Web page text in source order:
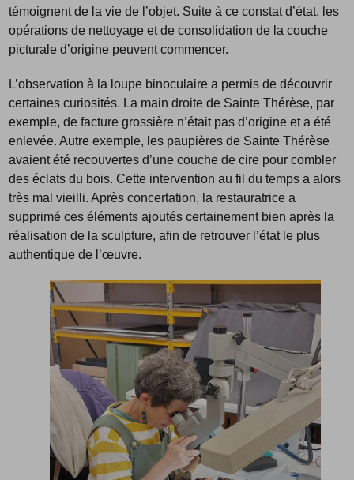
témoignent de la vie de l’objet. Suite à ce constat d’état, les
opérations de nettoyage et de consolidation de la couche
picturale d’origine peuvent commencer.
L’observation à la loupe binoculaire a permis de découvrir
certaines curiosités. La main droite de Sainte Thérèse, par
exemple, de facture grossière n’était pas d’origine et a été
enlevée. Autre exemple, les paupières de Sainte Thérèse
avaient été recouvertes d’une couche de cire pour combler
des éclats du bois. Cette intervention au fil du temps a alors
très mal vieilli. Après concertation, la restauratrice a
supprimé ces éléments ajoutés certainement bien après la
réalisation de la sculpture, afin de retrouver l’état le plus
authentique de l’œuvre.